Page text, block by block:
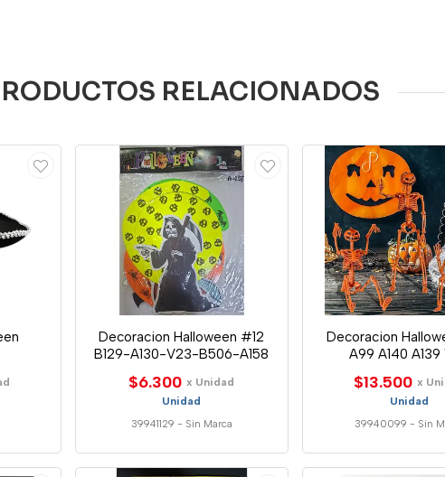
RELACIONADOS
Decoracion Halloween #12
B129-A130-V23-B506-A158
$6.300 x Unidad
Unidad
39941129 - Sin Marca
Decoracion
A99 A140 A139
$13.500 x
Unidad
39940099 - Sin